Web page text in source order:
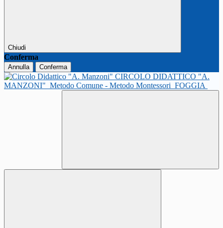
Chiudi
Conferma
Annulla Conferma
CIRCOLO DIDATTICO "A.
MANZONI" Metodo Comune - Metodo Montessori FOGGIA